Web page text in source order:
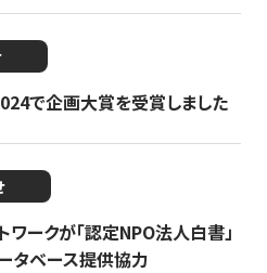
で企画大賞を受賞しました
ークが「認定NPO法人白書」
タベース提供協力